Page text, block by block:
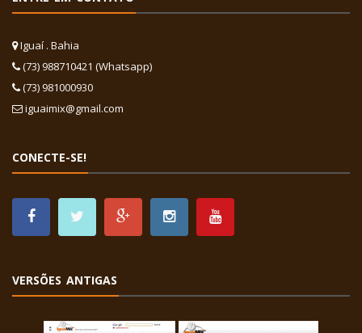
Iguaí . Bahia
(73) 988710421 (Whatsapp)
(73) 981000930
iguaimix@gmail.com
CONECTE-SE!
VERSÕES ANTIGAS